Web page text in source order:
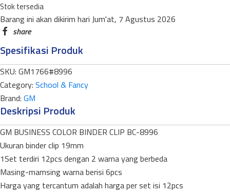
Stok tersedia
BC-
8996
19MM
(12
PIECES)
quantity
Barang ini akan dikirim hari Jum'at, 7 Agustus 2026
Spesifikasi Produk
SKU: GM1766#8996
Category: School & Fancy
Brand: GM
Deskripsi Produk
GM BUSINESS COLOR BINDER CLIP BC-8996
Ukuran binder clip 19mm
1Set terdiri 12pcs dengan 2 warna yang berbeda
Masing-mamsing warna berisi 6pcs
Harga yang tercantum adalah harga per set isi 12pcs